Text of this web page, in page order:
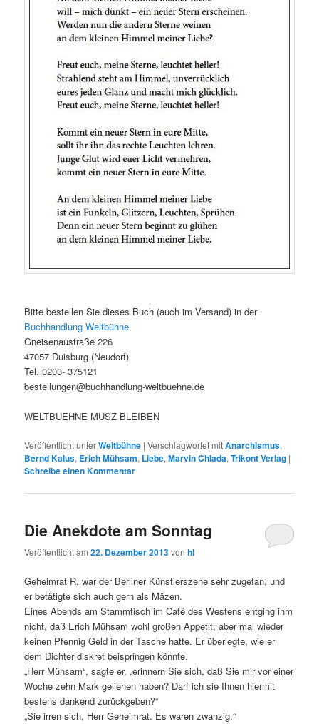
Bitte bestellen Sie dieses Buch (auch im Versand) in der
Buchhandlung Weltbühne
Gneisenaustraße 226
47057 Duisburg (Neudorf)
Tel. 0203- 375121
bestellungen@buchhandlung-weltbuehne.de
WELTBUEHNE MUSZ BLEIBEN
Veröffentlicht unterWeltbühne |Verschlagwortet mitAnarchismus,
Bernd Kalus, Erich Mühsam, Liebe,Marvin Chlada,Trikont Verlag |
Schreibe einen Kommentar
Die Anekdote am Sonntag
Veröffentlicht am22. Dezember 2013vonhl
Geheimrat R. war der Berliner Künstlerszene sehr zugetan, und
er betätigte sich auch gern als Mäzen.
Eines Abends am Stammtisch im Café des Westens entging ihm
nicht, daß Erich Mühsam wohl großen Appetit, aber mal wieder
keinen Pfennig Geld in der Tasche hatte. Er überlegte, wie er
dem Dichter diskret beispringen könnte.
„Herr Mühsam“, sagte er, „erinnern Sie sich, daß Sie mir vor einer
Woche zehn Mark geliehen haben? Darf ich sie Ihnen hiermit
bestens dankend zurückgeben?“
„Sie irren sich, Herr Geheimrat. Es waren zwanzig.“